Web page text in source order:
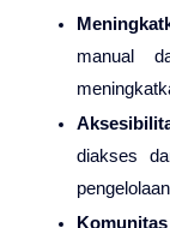
manual
diakses